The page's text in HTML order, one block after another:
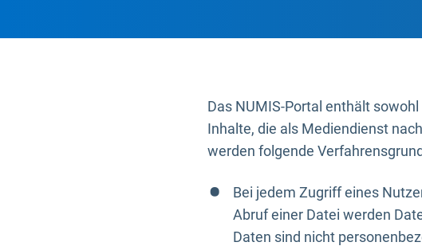
Das NUMIS-Portal enthält
Inhalte, die als Mediendienst
werden folgende
Bei jedem Zugriff eines
Abruf einer Datei werden
Daten sind nicht